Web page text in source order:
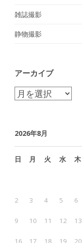
雑誌撮影
静物撮影
アーカイブ
ア
イ
ブ
2026年8月
日 月 火 水 木
2 3 4 5 6
9 10 11 12 13
16 17 18 19 20